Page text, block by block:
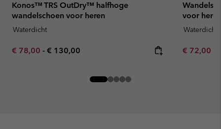
Konos™ TRS OutDry™ halfhoge
wandelschoen voor heren
Waterdicht
Minimum sale price:
€ 78,00 - Maximum price:
€ 130,00
voor heren
Waterdicht
Minimum
€ 72,00